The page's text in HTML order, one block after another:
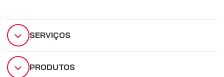
SERVIÇOS
PRODUTOS